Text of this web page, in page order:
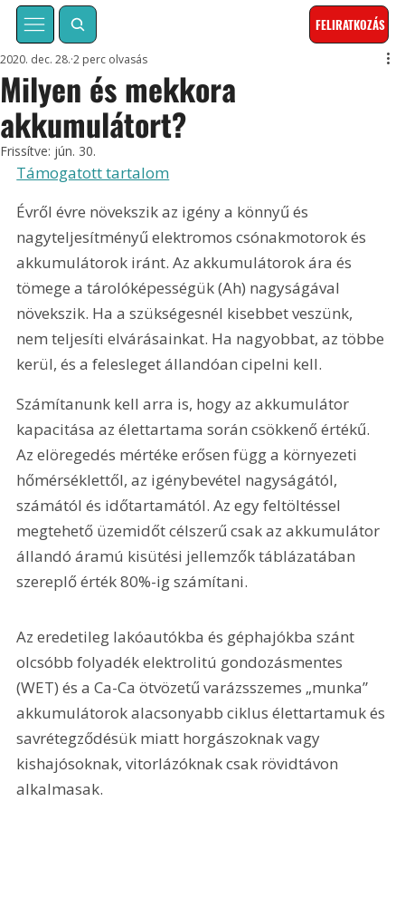
FELIRATKOZÁS
Milyen és mekkora
akkumulátort?
2020. dec. 28. 2 perc olvasás
Frissítve: jún. 30.
Támogatott tartalom
Évről évre növekszik az igény a könnyű és
nagyteljesítményű elektromos csónakmotorok és
akkumulátorok iránt. Az akkumulátorok ára és
tömege a tárolóképességük (Ah) nagyságával
növekszik. Ha a szükségesnél kisebbet veszünk,
nem teljesíti elvárásainkat. Ha nagyobbat, az többe
kerül, és a felesleget állandóan cipelni kell.
Számítanunk kell arra is, hogy az akkumulátor
kapacitása az élettartama során csökkenő értékű.
Az elöregedés mértéke erősen függ a környezeti
hőmérséklettől, az igénybevétel nagyságától,
számától és időtartamától. Az egy feltöltéssel
megtehető üzemidőt célszerű csak az akkumulátor
állandó áramú kisütési jellemzők táblázatában
szereplő érték 80%-ig számítani.
Az eredetileg lakóautókba és géphajókba szánt
olcsóbb folyadék elektrolitú gondozásmentes
(WET) és a Ca-Ca ötvö­zetű varázsszemes „munka”
akkumulá­torok alacsonyabb ciklus élettartamuk és
savrétegződésük miatt horgászoknak vagy
kishajósoknak, vitorlázóknak csak rövidtávon
alkalmasak.